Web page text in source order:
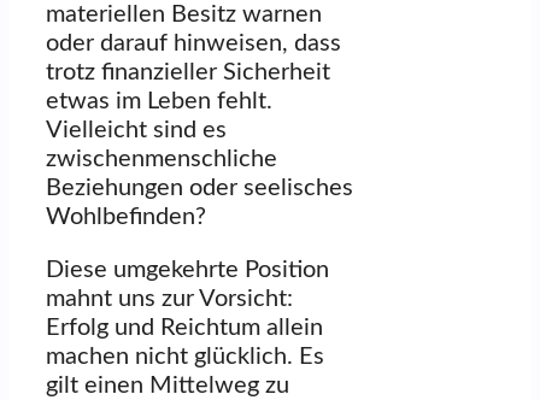
materiellen Besitz warnen
oder darauf hinweisen, dass
trotz finanzieller Sicherheit
etwas im Leben fehlt.
Vielleicht sind es
zwischenmenschliche
Beziehungen oder seelisches
Wohlbefinden?
Diese umgekehrte Position
mahnt uns zur Vorsicht:
Erfolg und Reichtum allein
machen nicht glücklich. Es
gilt einen Mittelweg zu